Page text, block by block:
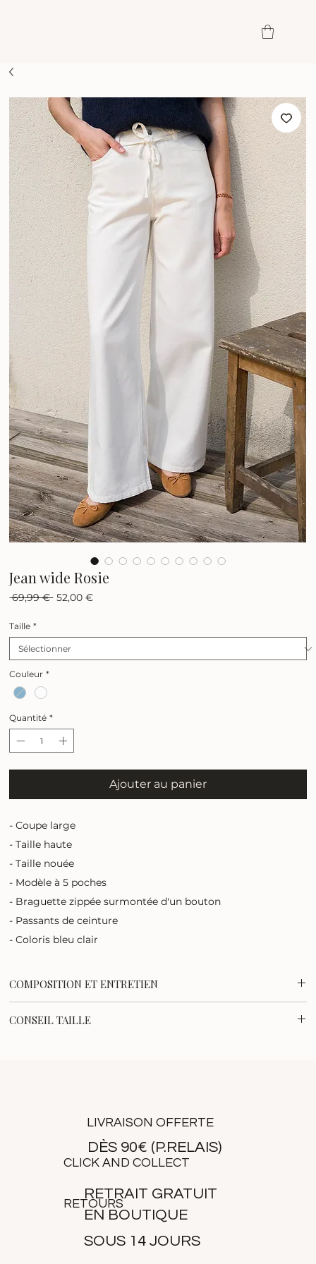
Jean wide Rosie
69,99 € Prix
52,00 €Prix
Taille *
Couleur *
Quantité *
Ajouter au panier
- Coupe large
- Taille haute
- Taille nouée
- Modèle à 5 poches
- Braguette zippée surmontée d'un bouton
- Passants de ceinture
- Coloris bleu clair
COMPOSITION ET ENTRETIEN
- Lavage en machine à 30°
CONSEIL TAILLE
CLICK AND COLLECT
RETOURS
LIVRAISON OFFERTE
DÈS 90€ (P.RELAIS)
RETRAIT GRATUIT
EN BOUTIQUE
SOUS 14 JOURS